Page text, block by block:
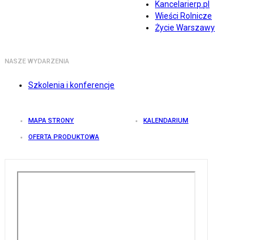
Kancelarierp.pl
Wieści Rolnicze
Życie Warszawy
NASZE WYDARZENIA
Szkolenia i konferencje
MAPA STRONY KALENDARIUM
OFERTA PRODUKTOWA